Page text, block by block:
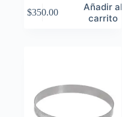
$350.00
Añadir al
carrito